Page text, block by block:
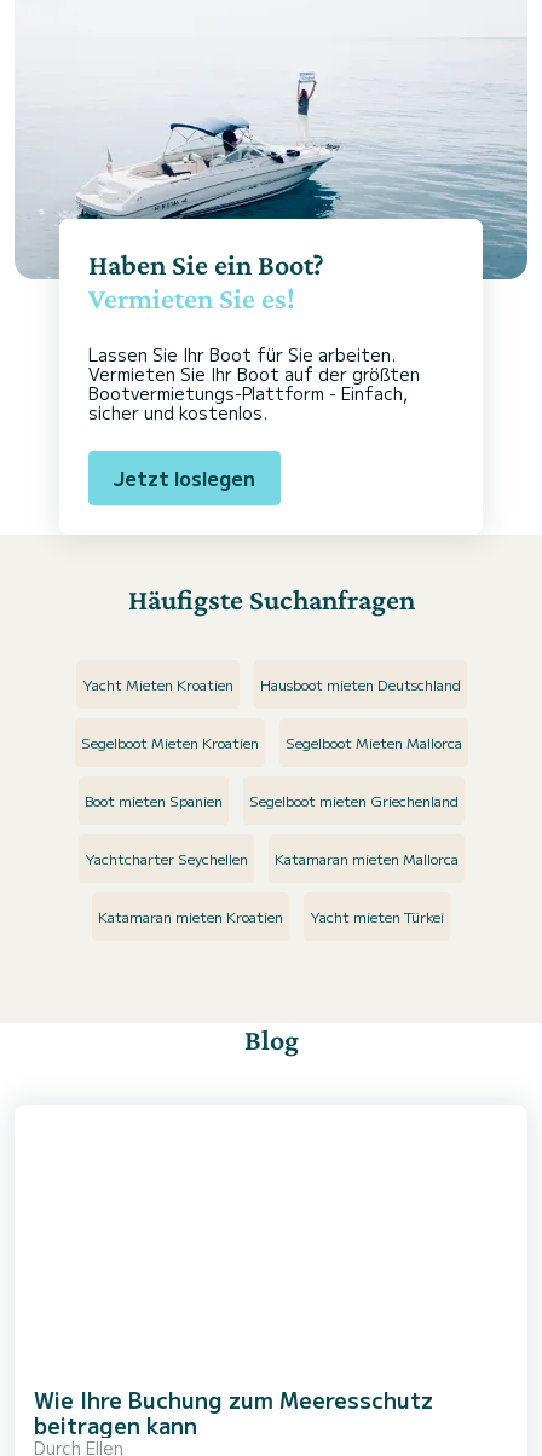
Haben Sie ein Boot?
Vermieten Sie es!
Lassen Sie Ihr Boot für Sie arbeiten.
Vermieten Sie Ihr Boot auf der größten
Bootvermietungs-Plattform - Einfach,
sicher und kostenlos.
Jetzt loslegen
Häufigste Suchanfragen
Yacht Mieten Kroatien Hausboot mieten Deutschland
Segelboot Mieten Kroatien Segelboot Mieten Mallorca
Boot mieten Spanien Segelboot mieten Griechenland
Yachtcharter Seychellen Katamaran mieten Mallorca
Katamaran mieten Kroatien Yacht mieten Türkei
Blog
Wie Ihre Buchung zum Meeresschutz
beitragen kann
Durch Ellen